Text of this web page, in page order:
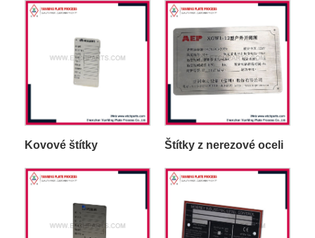
Kovové štítky Štítky z nerezové oceli